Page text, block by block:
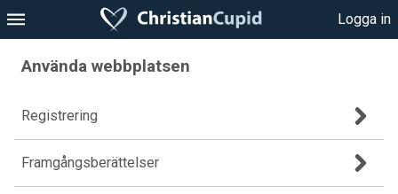
Logga in
Använda webbplatsen
Registrering
Framgångsberättelser